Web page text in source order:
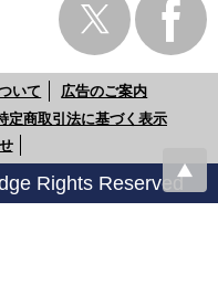
いて
広告のご案内
定商取引法に基づく表示
Rights Reserved